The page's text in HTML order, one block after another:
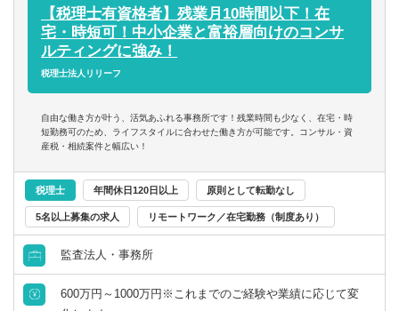
※仕事に対する意欲や、上昇志向のある方、大歓迎です！
人間性を重視しながら採用しているので、たとえ税務の経
■決算業務、年末調整
■関与先への報告
■新規顧客開拓 etc.
マネーフォワード、freee、弥生、達人、TKC
※その他お客様や職員の要望により導入する可能性あり
【税理士有資格者】残業月10時間以下！在
宅・時短可！中小企業と富裕層向けのコンサ
ルティングに強み！
税理士法人リリーフ
自由な働き方が叶う、活気あふれる事務所です！残業時間も少なく、在宅・時
短勤務可のため、ライフスタイルに合わせた働き方が可能です。コンサル・資
産税・相続案件と幅広い！
税理士 年間休日120日以上 原則として転勤なし
5名以上募集の求人 リモートワーク／在宅勤務（制度あり）
監査法人・事務所
600万円～1000万円※これまでのご経験や業績に応じて変